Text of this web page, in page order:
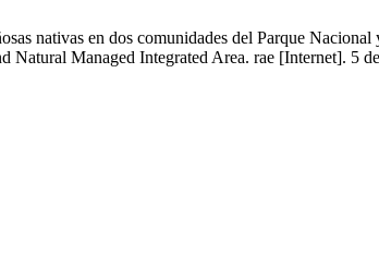
nativas en dos comunidades del Parque
Natural Managed Integrated Area. rae [Internet]. 5